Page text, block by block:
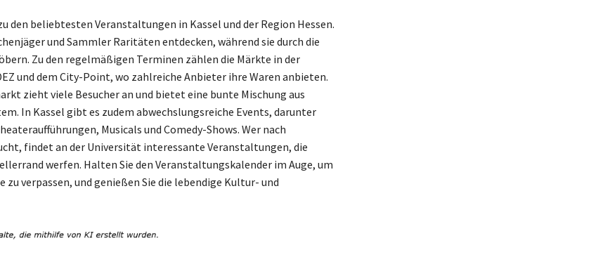
den beliebtesten Veranstaltungen in Kassel und der Region Hessen.
und Sammler Raritäten entdecken, während sie durch die
Zu den regelmäßigen Terminen zählen die Märkte in der
und dem City-Point, wo zahlreiche Anbieter ihre Waren anbieten.
zieht viele Besucher an und bietet eine bunte Mischung aus
In Kassel gibt es zudem abwechslungsreiche Events, darunter
Musicals und Comedy-Shows. Wer nach
findet an der Universität interessante Veranstaltungen, die
werfen. Halten Sie den Veranstaltungskalender im Auge, um
zu verpassen, und genießen Sie die lebendige Kultur- und